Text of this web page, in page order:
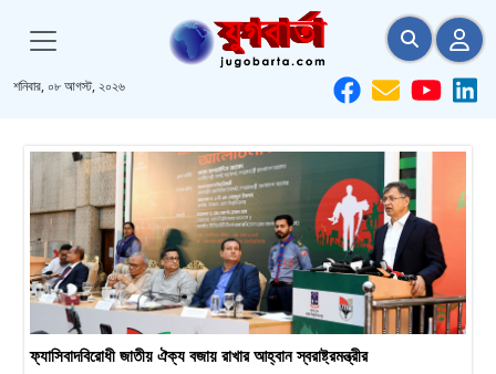
শনিবার, ০৮ আগস্ট, ২০২৬
ফ্যাসিবাদবিরোধী জাতীয় ঐক্য বজায় রাখার আহ্বান স্বরাষ্ট্রমন্ত্রীর